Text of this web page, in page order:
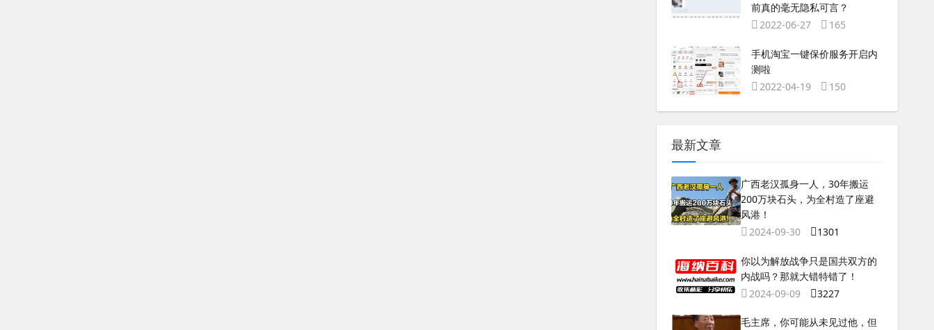
前真的毫无隐私可言？
2022-06-27
165
手机淘宝一键保价服务开启内
测啦
2022-04-19
150
最新文章
广西老汉孤身一人，30年搬运
200万块石头，为全村造了座避
风港！
2024-09-30
1301
你以为解放战争只是国共双方的
内战吗？那就大错特错了！
2024-09-09
3227
毛主席，你可能从未见过他，但